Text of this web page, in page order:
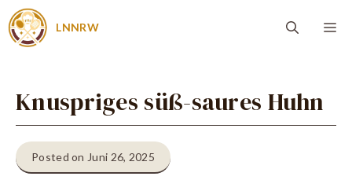
Zum
Inhalt
LNNRW
Knuspriges süß-saures Huhn
Posted on Juni 26, 2025